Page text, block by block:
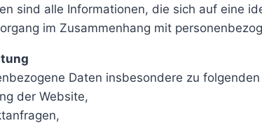
sind alle Informationen, die sich auf eine
im Zusammenhang mit
Daten insbesondere zu
der Website,